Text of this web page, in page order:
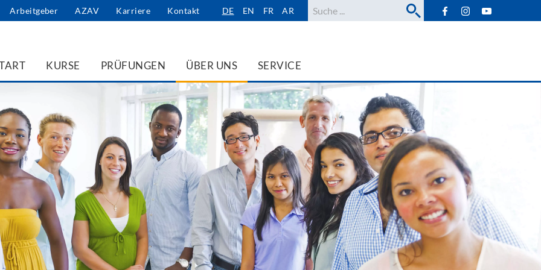
Arbeitgeber AZAV Karriere Kontakt DE EN FR AR Suche
KURSE PRÜFUNGEN ÜBER UNS SERVICE